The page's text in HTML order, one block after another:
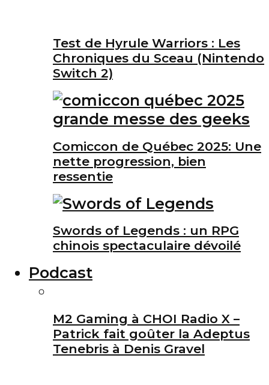
Test de Hyrule Warriors : Les
Chroniques du Sceau (Nintendo
Switch 2)
Comiccon de Québec 2025: Une
nette progression, bien
ressentie
Swords of Legends : un RPG
chinois spectaculaire dévoilé
Podcast
M2 Gaming à CHOI Radio X –
Patrick fait goûter la Adeptus
Tenebris à Denis Gravel